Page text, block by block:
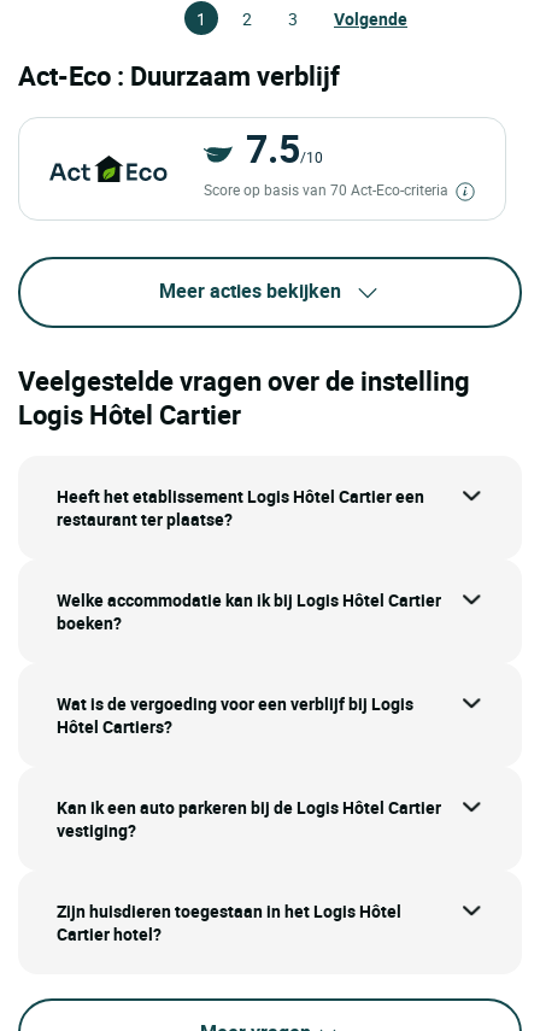
1 2 3 Volgende
Act-Eco : Duurzaam verblijf
7.5/10
Score op basis van 70 Act-Eco-criteria
Meer acties bekijken
Veelgestelde vragen over de instelling
Logis Hôtel Cartier
Heeft het etablissement Logis Hôtel Cartier een
restaurant ter plaatse?
Welke accommodatie kan ik bij Logis Hôtel Cartier
boeken?
Wat is de vergoeding voor een verblijf bij Logis
Hôtel Cartiers?
Kan ik een auto parkeren bij de Logis Hôtel Cartier
vestiging?
Zijn huisdieren toegestaan in het Logis Hôtel
Cartier hotel?